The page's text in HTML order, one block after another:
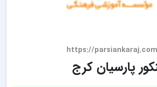
https://parsiankaraj.com
پارسیان کرج